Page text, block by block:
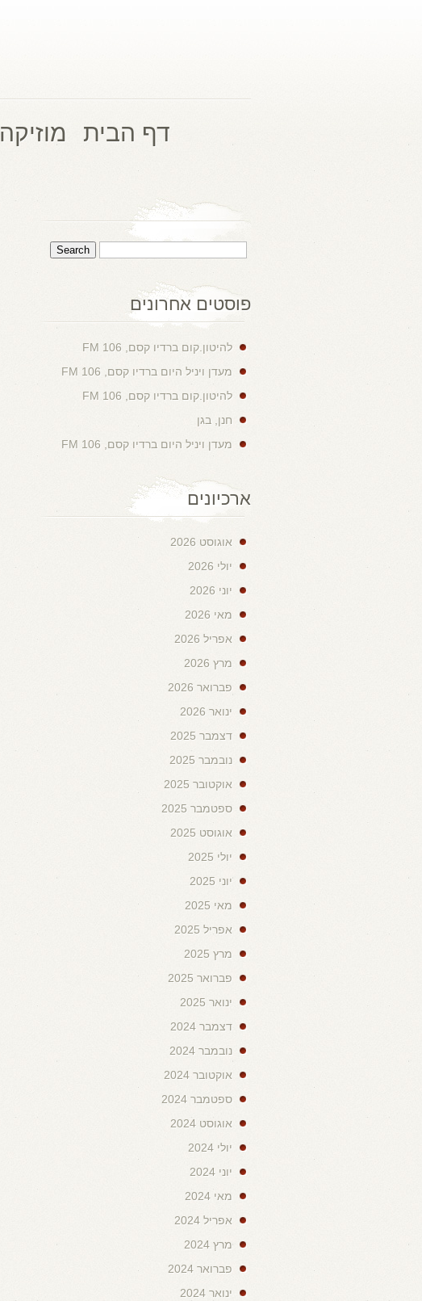
דף הבית מוזיקה
פוסטים אחרונים
להיטון.קום ברדיו קסם, 106 FM
מעדן ויניל היום ברדיו קסם, 106 FM
להיטון.קום ברדיו קסם, 106 FM
חנן, בגן
מעדן ויניל היום ברדיו קסם, 106 FM
ארכיונים
אוגוסט 2026
יולי 2026
יוני 2026
מאי 2026
אפריל 2026
מרץ 2026
פברואר 2026
ינואר 2026
דצמבר 2025
נובמבר 2025
אוקטובר 2025
ספטמבר 2025
אוגוסט 2025
יולי 2025
יוני 2025
מאי 2025
אפריל 2025
מרץ 2025
פברואר 2025
ינואר 2025
דצמבר 2024
נובמבר 2024
אוקטובר 2024
ספטמבר 2024
אוגוסט 2024
יולי 2024
יוני 2024
מאי 2024
אפריל 2024
מרץ 2024
פברואר 2024
ינואר 2024